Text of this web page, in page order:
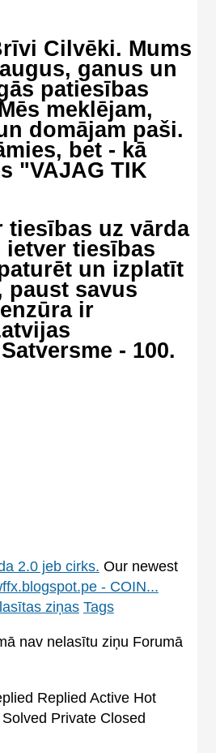
Cilvēki. Mums
ganus un
patiesības
meklējam,
domājam paši.
bet - kā
"VAJAG TIK
tiesības uz vārda
tiesības
un izplatīt
paust savus
ir
- 100.
2.0 jeb cirks. Our newest
- COIN...
ziņas Tags
nav nelasītu ziņu Forumā
Replied Active Hot
Solved Private Closed